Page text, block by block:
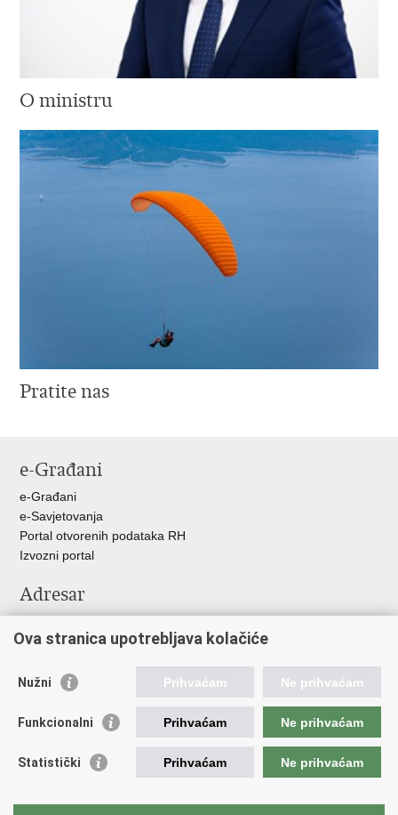
O ministru
Pratite nas
e-Građani
e-Građani
e-Savjetovanja
Portal otvorenih podataka RH
Izvozni portal
Adresar
Adresar tijela javne vlasti
Korisne poveznice
Vlada RH
Predsjednik RH
Pravobraniteljica za ravnopravnost spolova
Ova stranica upotrebljava kolačiće
Nužni Prihvaćam Ne prihvaćam
Funkcionalni Prihvaćam Ne prihvaćam
Statistički Prihvaćam Ne prihvaćam